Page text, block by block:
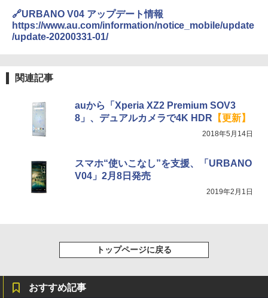
🔗URBANO V04 アップデート情報
https://www.au.com/information/notice_mobile/update
/update-20200331-01/
関連記事
auから「Xperia XZ2 Premium SOV3
8」、デュアルカメラで4K HDR 【更新】
2018年5月14日
スマホ“使いこなし”を支援、「URBANO
V04」2月8日発売
2019年2月1日
トップページに戻る
おすすめ記事